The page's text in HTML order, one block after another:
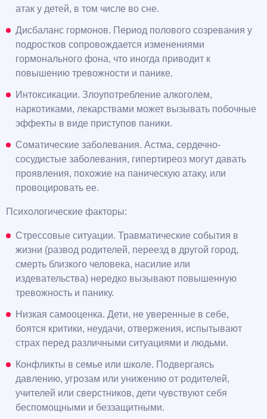
атак у детей, в том числе во сне.
Дисбаланс гормонов. Период полового созревания у
подростков сопровождается изменениями
гормонального фона, что иногда приводит к
повышению тревожности и панике.
Интоксикации. Злоупотребление алкоголем,
наркотиками, лекарствами может вызывать побочные
эффекты в виде приступов паники.
Соматические заболевания. Астма, сердечно-
сосудистые заболевания, гипертиреоз могут давать
проявления, похожие на паническую атаку, или
провоцировать ее.
Психологические факторы:
Стрессовые ситуации. Травматические события в
жизни (развод родителей, переезд в другой город,
смерть близкого человека, насилие или
издевательства) нередко вызывают повышенную
тревожность и панику.
Низкая самооценка. Дети, не уверенные в себе,
боятся критики, неудачи, отвержения, испытывают
страх перед различными ситуациями и людьми.
Конфликты в семье или школе. Подвергаясь
давлению, угрозам или унижению от родителей,
учителей или сверстников, дети чувствуют себя
беспомощными и беззащитными.